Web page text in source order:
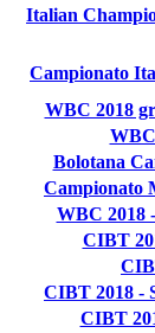
Italian
Campionato
WBC 2018
Bolotana
Campionato
WBC 2018
CIBT
CIBT 2018 -
CIBT